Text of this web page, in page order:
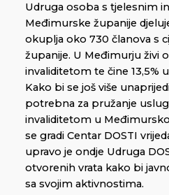
Udruga osoba s tjelesnim
Međimurske županije
okuplja oko 730 članova s
županije. U Međimurju živi
invaliditetom te čine 13,5%
Kako bi se još više
potrebna za pružanje
invaliditetom u
se gradi Centar DOSTI
upravo je ondje Udruga
otvorenih vrata kako bi
sa svojim aktivnostima.